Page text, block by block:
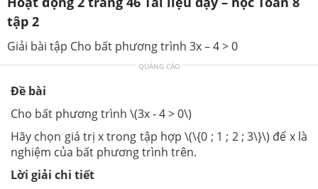
tập 2
Giải bài tập Cho bất phương trình 3x – 4 > 0
QUẢNG CÁO
Đề bài
Cho bất phương trình \(3x - 4 > 0\)
Hãy chọn giá trị x trong tập hợp \(\{0 ; 1 ; 2 ; 3\}\) để x là
nghiệm của bất phương trình trên.
Lời giải chi tiết